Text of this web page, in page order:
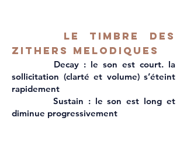
Le timbre des
zithers mElodiques
Decay : le son est court. la
sollicitation (clarté et volume) s’éteint
rapidement
Sustain : le son est long et
diminue progressivement